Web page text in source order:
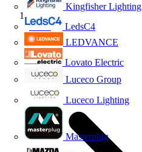
Kingfisher Lighting
LedsC4
LEDVANCE
Lovato Electric
Luceco Group
Luceco Lighting
Masterplug
Inicio